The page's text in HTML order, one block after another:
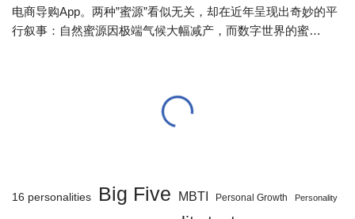
电商导购App。两种”蜜源”看似无关，却在近年呈现出奇妙的平
行叙事：自然蜜源因极端气候大幅减产，而数字世界的蜜…
16 personalities Big Five MBTI Personal Growth Personality